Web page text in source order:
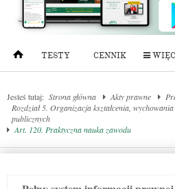
TESTY CENNIK
Jesteś tutaj: Strona główna Akty prawne
Rozdział 5. Organizacja kształcenia,
publicznych
Art. 120. Praktyczna nauka zawodu